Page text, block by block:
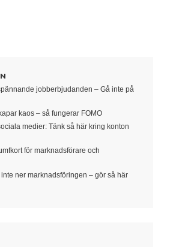
jobberbjudanden – Gå inte på
kaos – så fungerar FOMO
medier: Tänk så här kring konton
för marknadsförare och
ner marknadsföringen – gör så här